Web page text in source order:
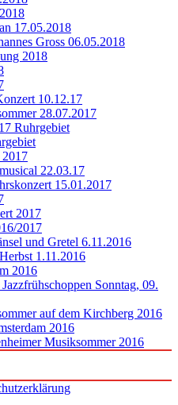
17.05.2018
Gross 06.05.2018
2018
10.12.17
28.07.2017
Ruhrgebiet
22.03.17
15.01.2017
2017
2017
und Gretel 6.11.2016
1.11.2016
2016
Sonntag, 09.
auf dem Kirchberg 2016
2016
Musiksommer 2016